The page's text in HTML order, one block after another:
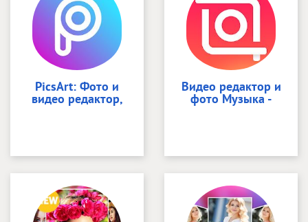
PicsArt: Фото и
видео редактор,
Видео редактор и
фото Музыка -